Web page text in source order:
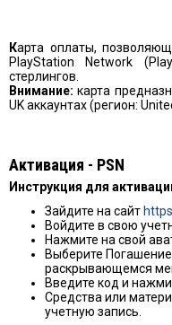
Карта оплаты,
PlayStation Network
стерлингов.
Внимание: карта
UK аккаунтах (регион:
Активация - PSN
Инструкция для
Зайдите на сайт
Войдите в свою
Нажмите на свой
Выберите
раскрывающемся
Введите код и
Средства или
учетную запись.